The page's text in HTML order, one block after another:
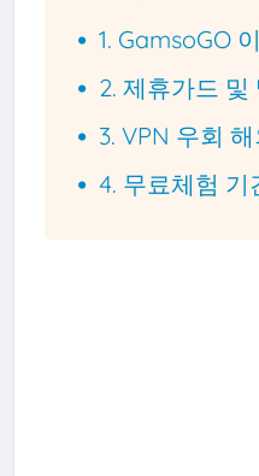
1. GamsoGO
2. 제휴가드 및
3. VPN 우회
4. 무료체험 기